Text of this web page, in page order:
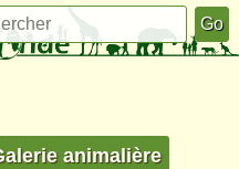
animalière